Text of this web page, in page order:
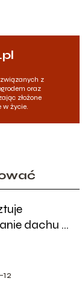
z
oraz
złożone
życie.
dachu z